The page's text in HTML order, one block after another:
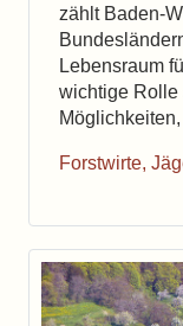
zählt Baden-
Lebensraum
wichtige Rolle
Forstwirte,